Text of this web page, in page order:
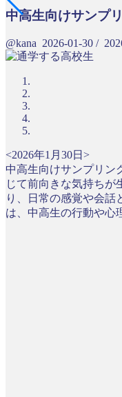
中高生向けサンプ
@kana 2026-01-30 /
<2026年1月30日>
中高生向けサンプリン
じて前向きな気持ちが
り、日常の感覚や会
は、中高生の行動や心